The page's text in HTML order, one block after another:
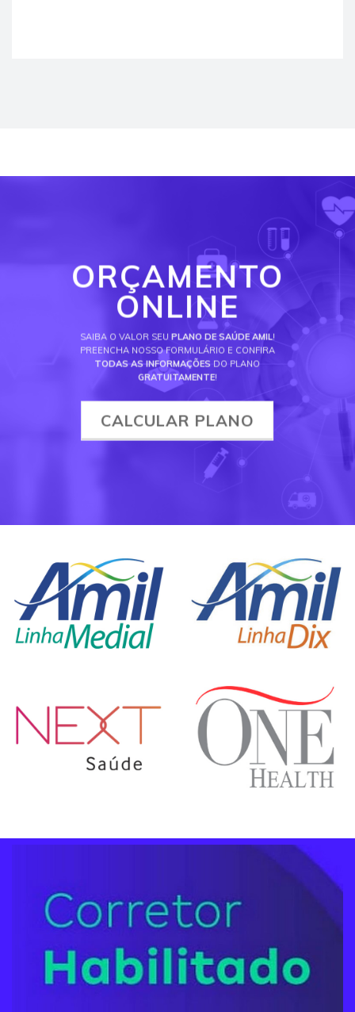
ORÇAMENTO
ONLINE
SAIBA O VALOR SEU PLANO DE SAÚDE AMIL!
PREENCHA NOSSO FORMULÁRIO E CONFIRA
TODAS AS INFORMAÇÕES DO PLANO
GRATUITAMENTE!
CALCULAR PLANO